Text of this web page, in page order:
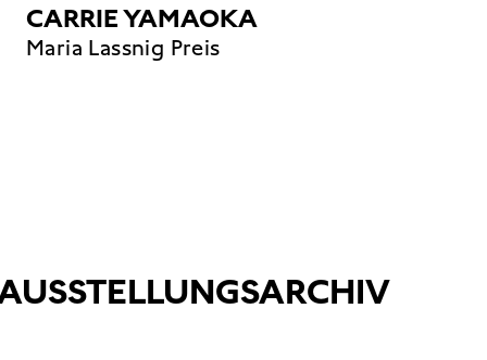
CARRIE YAMAOKA
Maria Lassnig Preis